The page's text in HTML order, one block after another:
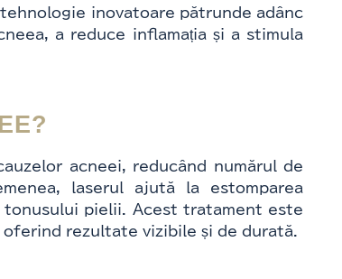
inovatoare pătrunde adânc
a reduce inflamația și a stimula
acneei, reducând numărul de
laserul ajută la estomparea
pielii. Acest tratament este
rezultate vizibile și de durată.